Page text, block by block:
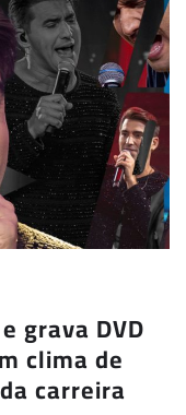
grava DVD
clima de
carreira